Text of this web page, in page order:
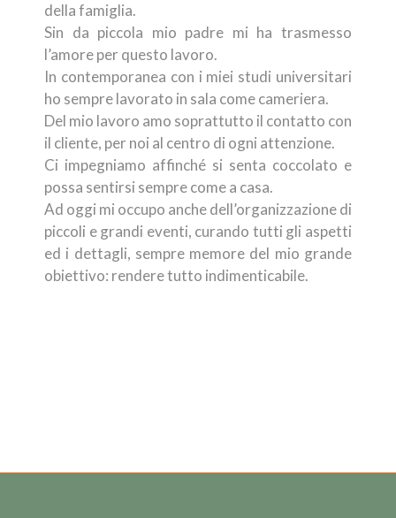
della famiglia.
Sin da piccola mio padre mi ha trasmesso
l’amore per questo lavoro.
In contemporanea con i miei studi universitari
ho sempre lavorato in sala come cameriera.
Del mio lavoro amo soprattutto il contatto con
il cliente, per noi al centro di ogni attenzione.
Ci impegniamo affinché si senta coccolato e
possa sentirsi sempre come a casa.
Ad oggi mi occupo anche dell’organizzazione di
piccoli e grandi eventi, curando tutti gli aspetti
ed i dettagli, sempre memore del mio grande
obiettivo: rendere tutto indimenticabile.